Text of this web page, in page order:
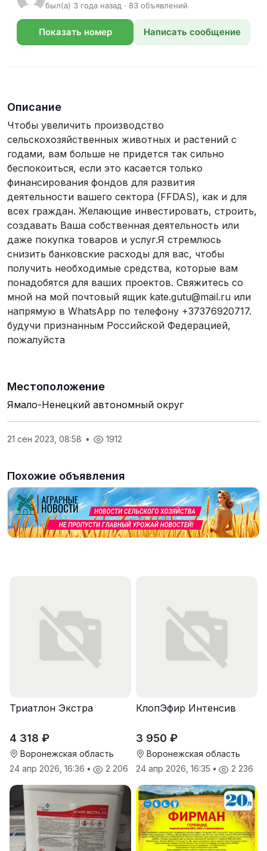
был(а) 3 года назад · 83 объявлений
Показать номер Написать сообщение
Описание
Чтобы увеличить производство
сельскохозяйственных животных и растений с
годами, вам больше не придется так сильно
беспокоиться, если это касается только
финансирования фондов для развития
деятельности вашего сектора (FFDAS), как и для
всех граждан. Желающие инвестировать, строить,
создавать Ваша собственная деятельность или
даже покупка товаров и услуг.Я стремлюсь
снизить банковские расходы для вас, чтобы
получить необходимые средства, которые вам
понадобятся для ваших проектов. Свяжитесь со
мной на мой почтовый ящик kate.gutu@mail.ru или
напрямую в WhatsApp по телефону +37376920717.
будучи признанным Российской Федерацией,
пожалуйста
Местоположение
Ямало-Ненецкий автономный округ
21 сен 2023, 08:58 • 1912
Похожие объявления
Триатлон Экстра
4 318 ₽
Воронежская область
24 апр 2026, 16:36 • 2 206
КлопЭфир Интенсив
3 950 ₽
Воронежская область
24 апр 2026, 16:35 • 2 236